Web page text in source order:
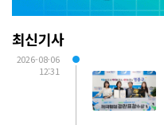
최신기사
2026-08-06
12:31